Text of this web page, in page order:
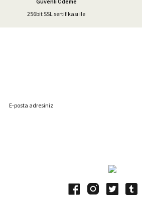
Gönder
256bit SSL sertifikası ile